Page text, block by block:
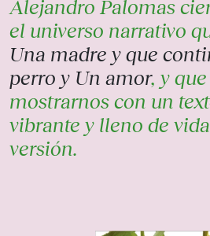
Alejandro Palomas
el universo narrativo
Una madre y que
perro y Un amor, y
mostrarnos con un
vibrante y lleno de
versión.